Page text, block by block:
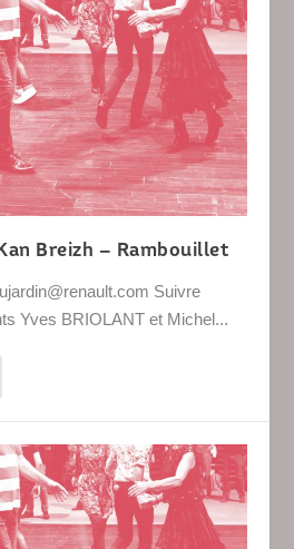
Breizh – Rambouillet
Suivre
Yves BRIOLANT et Michel...